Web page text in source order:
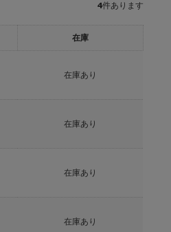
4件あります
在庫
在庫あり
在庫あり
在庫あり
在庫あり